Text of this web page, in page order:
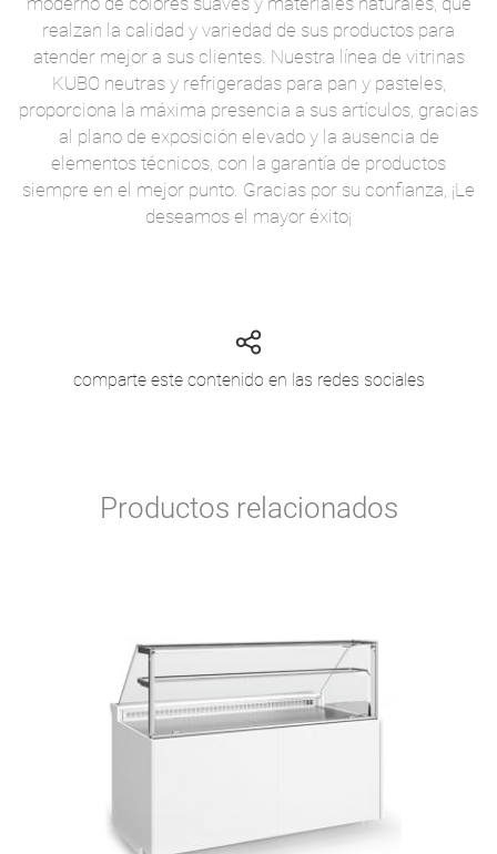
realzan la calidad y variedad de sus productos para
atender mejor a sus clientes. Nuestra línea de vitrinas
KUBO neutras y refrigeradas para pan y pasteles,
proporciona la máxima presencia a sus artículos, gracias
al plano de exposición elevado y la ausencia de
elementos técnicos, con la garantía de productos
siempre en el mejor punto. Gracias por su confianza, ¡Le
deseamos el mayor éxito¡
comparte este contenido en las redes sociales
Productos relacionados